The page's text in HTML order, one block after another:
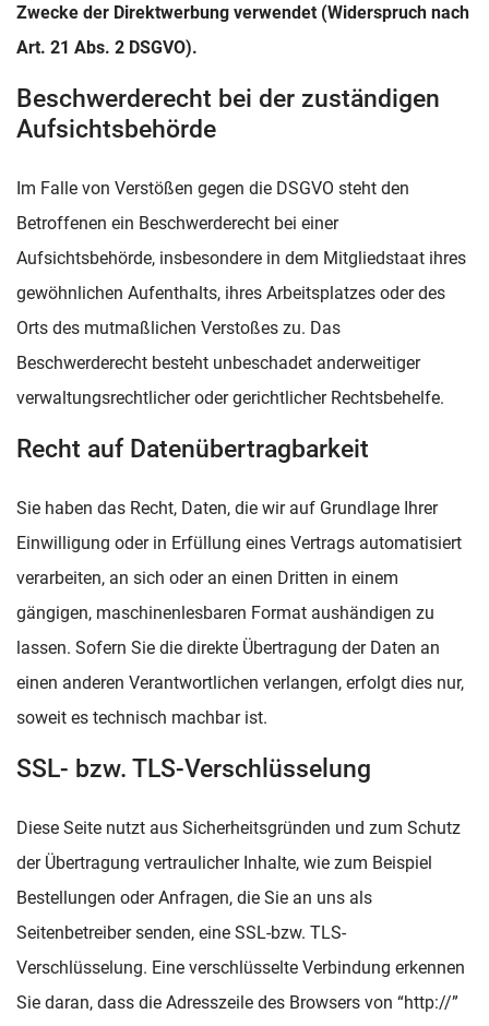
Zwecke der Direktwerbung verwendet (Widerspruch nach
Art. 21 Abs. 2 DSGVO).
Beschwerderecht bei der zuständigen
Aufsichtsbehörde
Im Falle von Verstößen gegen die DSGVO steht den
Betroffenen ein Beschwerderecht bei einer
Aufsichtsbehörde, insbesondere in dem Mitgliedstaat ihres
gewöhnlichen Aufenthalts, ihres Arbeitsplatzes oder des
Orts des mutmaßlichen Verstoßes zu. Das
Beschwerderecht besteht unbeschadet anderweitiger
verwaltungsrechtlicher oder gerichtlicher Rechtsbehelfe.
Recht auf Datenübertragbarkeit
Sie haben das Recht, Daten, die wir auf Grundlage Ihrer
Einwilligung oder in Erfüllung eines Vertrags automatisiert
verarbeiten, an sich oder an einen Dritten in einem
gängigen, maschinenlesbaren Format aushändigen zu
lassen. Sofern Sie die direkte Übertragung der Daten an
einen anderen Verantwortlichen verlangen, erfolgt dies nur,
soweit es technisch machbar ist.
SSL- bzw. TLS-Verschlüsselung
Diese Seite nutzt aus Sicherheitsgründen und zum Schutz
der Übertragung vertraulicher Inhalte, wie zum Beispiel
Bestellungen oder Anfragen, die Sie an uns als
Seitenbetreiber senden, eine SSL-bzw. TLS-
Verschlüsselung. Eine verschlüsselte Verbindung erkennen
Sie daran, dass die Adresszeile des Browsers von “http://”